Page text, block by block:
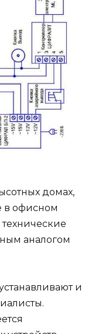
домах,
в офисном
аналогом
и